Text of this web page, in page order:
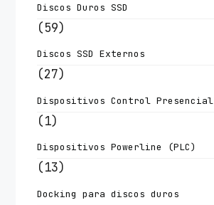
Discos Duros SSD
(59)
Discos SSD Externos
(27)
Dispositivos Control Presencial
(1)
Dispositivos Powerline (PLC)
(13)
Docking para discos duros